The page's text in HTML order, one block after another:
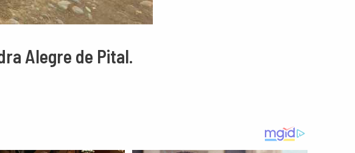
Alegre de Pital.